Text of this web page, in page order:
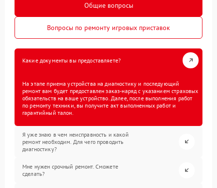
Общие вопросы
Вопросы по ремонту игровых приставок
Какие документы вы предоставляете?
На этапе приема устройства на диагностику и последующий
ремонт вам будет предоставлен заказ-наряд с указанием страховых
обязательств на ваше устройство. Далее, после выполнения работ
по ремонту техники, вы получите акт выполненных работ и
гарантийный талон.
Я уже знаю в чем неисправность и какой
ремонт необходим. Для чего проводить
диагностику?
Мне нужен срочный ремонт. Сможете
сделать?